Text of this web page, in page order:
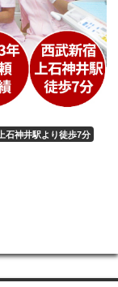
上石神井駅より徒歩7分